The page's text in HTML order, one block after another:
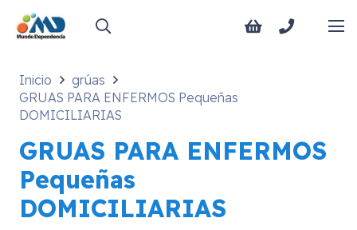
Inicio
grúas
GRUAS PARA ENFERMOS Pequeñas
DOMICILIARIAS
GRUAS PARA ENFERMOS
Pequeñas
DOMICILIARIAS